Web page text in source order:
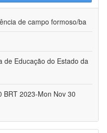
de campo formoso/ba
de Educação do Estado da
BRT 2023-Mon Nov 30